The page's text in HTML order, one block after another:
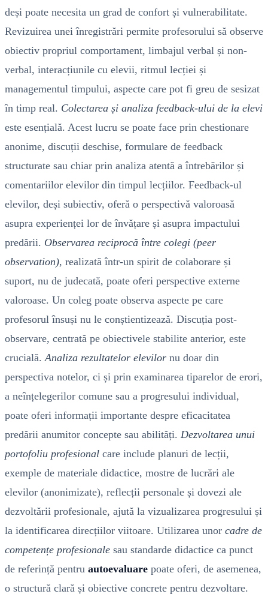
deși poate necesita un grad de confort și vulnerabilitate.
Revizuirea unei înregistrări permite profesorului să observe
obiectiv propriul comportament, limbajul verbal și non-
verbal, interacțiunile cu elevii, ritmul lecției și
managementul timpului, aspecte care pot fi greu de sesizat
în timp real. Colectarea și analiza feedback-ului de la elevi
este esențială. Acest lucru se poate face prin chestionare
anonime, discuții deschise, formulare de feedback
structurate sau chiar prin analiza atentă a întrebărilor și
comentariilor elevilor din timpul lecțiilor. Feedback-ul
elevilor, deși subiectiv, oferă o perspectivă valoroasă
asupra experienței lor de învățare și asupra impactului
predării. Observarea reciprocă între colegi (peer
observation), realizată într-un spirit de colaborare și
suport, nu de judecată, poate oferi perspective externe
valoroase. Un coleg poate observa aspecte pe care
profesorul însuși nu le conștientizează. Discuția post-
observare, centrată pe obiectivele stabilite anterior, este
crucială. Analiza rezultatelor elevilor nu doar din
perspectiva notelor, ci și prin examinarea tiparelor de erori,
a neînțelegerilor comune sau a progresului individual,
poate oferi informații importante despre eficacitatea
predării anumitor concepte sau abilități. Dezvoltarea unui
portofoliu profesional care include planuri de lecții,
exemple de materiale didactice, mostre de lucrări ale
elevilor (anonimizate), reflecții personale și dovezi ale
dezvoltării profesionale, ajută la vizualizarea progresului și
la identificarea direcțiilor viitoare. Utilizarea unor cadre de
competențe profesionale sau standarde didactice ca punct
de referință pentru autoevaluare poate oferi, de asemenea,
o structură clară și obiective concrete pentru dezvoltare.